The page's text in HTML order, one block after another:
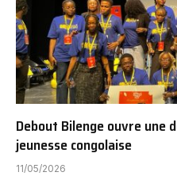
Debout Bilenge ouvre une
jeunesse congolaise
11/05/2026